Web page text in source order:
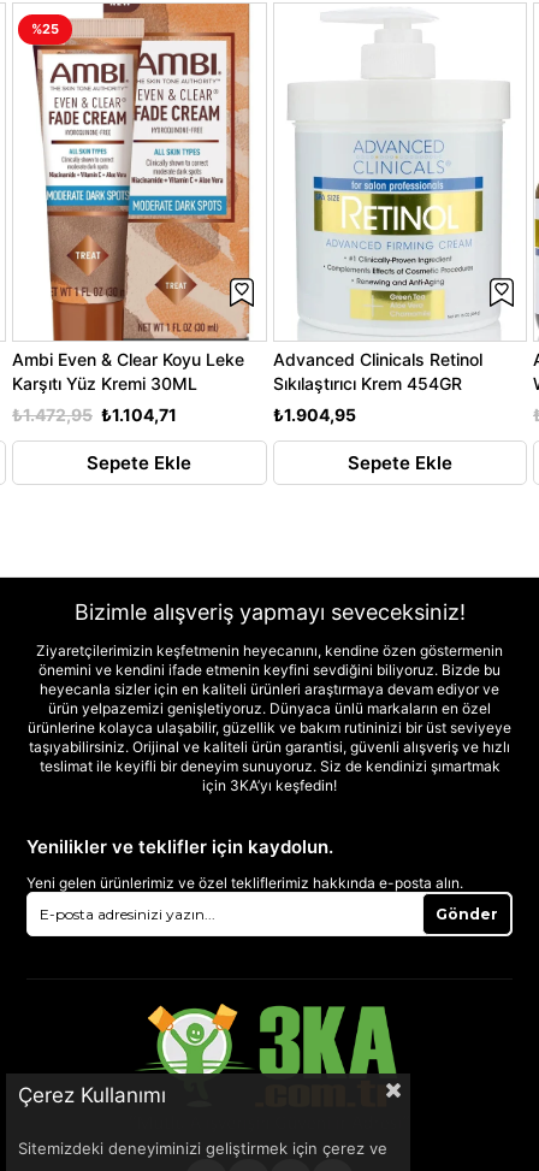
Ambi Even & Clear Koyu Leke
Karşıtı Yüz Kremi 30ML
₺1.104,71
₺1.472,95
Sepete Ekle
%25
Advanced Clinicals Retinol
Sıkılaştırıcı Krem 454GR
₺1.904,95
Sepete Ekle
Bizimle alışveriş yapmayı seveceksiniz!
Ziyaretçilerimizin keşfetmenin heyecanını, kendine özen göstermenin
önemini ve kendini ifade etmenin keyfini sevdiğini biliyoruz. Bizde bu
heyecanla sizler için en kaliteli ürünleri araştırmaya devam ediyor ve
ürün yelpazemizi genişletiyoruz. Dünyaca ünlü markaların en özel
ürünlerine kolayca ulaşabilir, güzellik ve bakım rutininizi bir üst seviyeye
taşıyabilirsiniz. Orijinal ve kaliteli ürün garantisi, güvenli alışveriş ve hızlı
teslimat ile keyifli bir deneyim sunuyoruz. Siz de kendinizi şımartmak
için 3KA’yı keşfedin!
Yenilikler ve teklifler için kaydolun.
Yeni gelen ürünlerimiz ve özel tekliflerimiz hakkında e-posta alın.
Gönder
Çerez Kullanımı
Sitemizdeki deneyiminizi geliştirmek için çerez ve